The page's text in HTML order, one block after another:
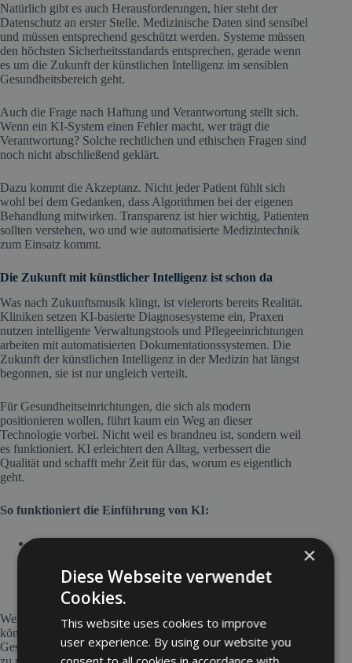
Natürlich gibt es auch Herausforderungen, hier steht der
Datenschutz an erster Stelle. Medizinische Daten sind sensibel
und müssen entsprechend geschützt werden. Systeme müssen
den höchsten Sicherheitsstandards entsprechen, gerade wenn
es um die Zukunft der künstlichen Intelligenz im sensiblen
Gesundheitsbereich geht.
Auch die Frage nach Haftung und Verantwortung stellt sich.
Wenn ein KI-System einen Fehler macht, wer trägt die
Verantwortung? Solche rechtlichen und ethischen Fragen sind
noch nicht abschließend geklärt.
Dazu kommt die Akzeptanz. Nicht jeder Patient fühlt sich
wohl bei dem Gedanken, dass Algorithmen bei der eigenen
Behandlung mitwirken. Transparenz ist hier wichtig, Patienten
sollten verstehen, wo und wie automatisierte Medizintechnik
zum Einsatz kommt.
Die Zukunft mit künstlicher Intelligenz ist schon da
Was nach Zukunftsmusik klingt, ist vielerorts bereits Realität.
Kliniken setzen KI-basierte Diagnosesysteme ein, Praxen
nutzen intelligente Verwaltungstools und Pflegeeinrichtungen
arbeiten mit automatisierten Dokumentationssystemen. Die
Zukunft der künstlichen Intelligenz in der Medizin hat längst
begonnen, sie ist nur ungleich verteilt.
Für Gesundheitseinrichtungen, die sich als modern
positionieren wollen, führt kaum ein Weg an dieser
Technologie vorbei. Nicht weil es brandneu ist, sondern weil
es funktioniert. KI erleichtert den Alltag, verbessert die
Qualität und schafft mehr Zeit für das, worum es eigentlich
geht.
So funktioniert die Einführung von KI:
Klarer Kommunikation über Nutzen und Grenzen
Schulung aller Beteiligten
Kontinuierlicher Evaluierung
Wer in solche Technologie investiert, sollte das auch zeigen
können. Die Agentur Digitalgepflegt aus München unterstützt
Gesundheitseinrichtungen dabei, ihre Innovationskraft sichtbar
×
Diese Webseite verwendet
Cookies.
This website uses cookies to improve
user experience. By using our website you